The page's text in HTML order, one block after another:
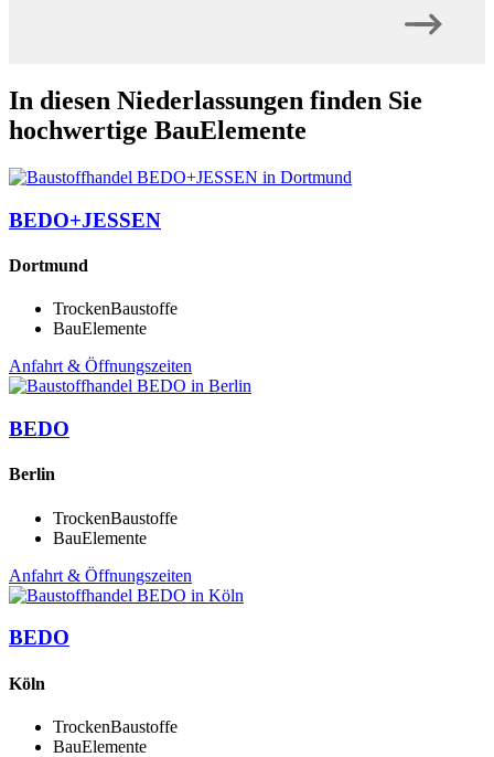
In diesen Niederlassungen finden Sie
hochwertige BauElemente
BEDO+JESSEN
Dortmund
TrockenBaustoffe
BauElemente
Anfahrt & Öffnungszeiten
BEDO
Berlin
TrockenBaustoffe
BauElemente
Anfahrt & Öffnungszeiten
BEDO
Köln
TrockenBaustoffe
BauElemente